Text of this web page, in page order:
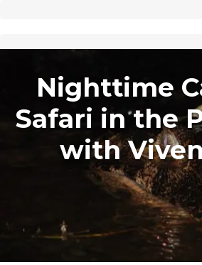
Nighttime
Safari in the
with